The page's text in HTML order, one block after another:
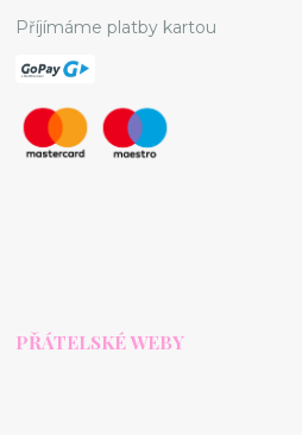
Příjímáme platby kartou
PŘÁTELSKÉ WEBY